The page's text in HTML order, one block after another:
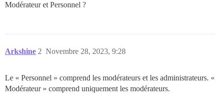
Modérateur et Personnel ?
Arkshine Novembre 28, 2023, 9:28
2
Le « Personnel » comprend les modérateurs et les administrateurs. «
Modérateur » comprend uniquement les modérateurs.